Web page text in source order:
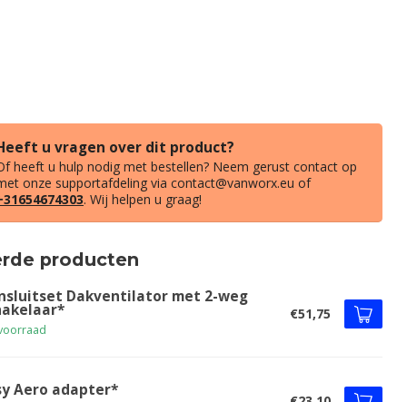
u vragen over dit product?
heeft u hulp nodig met bestellen? Neem gerust contact op
onze supportafdeling via contact@vanworx.eu of
. Wij helpen u graag!
producten
Dakventilator met 2-weg
€51,75
Aero adapter*